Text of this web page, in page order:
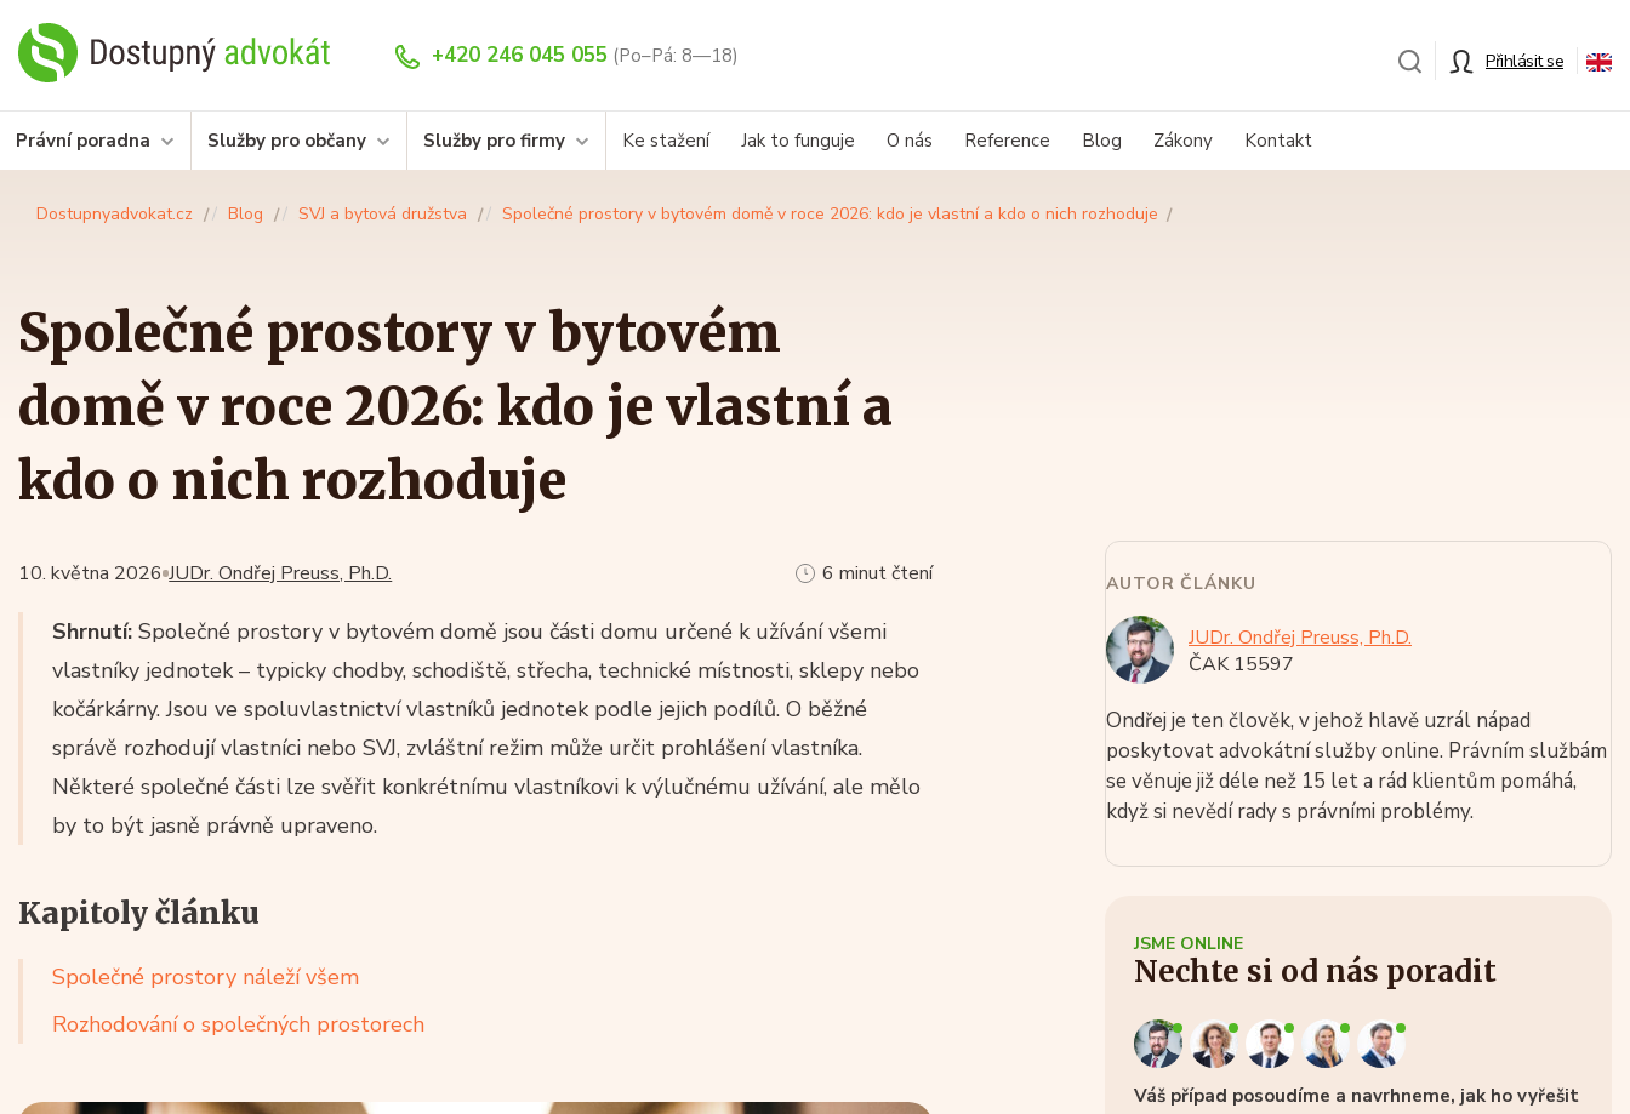
+420 246 045 055 (Po–Pá: 8—18) Přihlásit se
Právní poradna Služby pro občany Služby pro firmy Ke stažení Jak to funguje O nás Reference Blog Zákony Kontakt
Dostupnyadvokat.cz Blog SVJ a bytová družstva Společné prostory v bytovém domě v roce 2026: kdo je vlastní a kdo o nich rozhoduje
Společné prostory v bytovém
domě v roce 2026: kdo je vlastní a
kdo o nich rozhoduje
JUDr. Ondřej Preuss, Ph.D.
10. května 2026 6 minut čtení
Shrnutí: Společné prostory v bytovém domě jsou části domu určené k užívání všemi
vlastníky jednotek – typicky chodby, schodiště, střecha, technické místnosti, sklepy nebo
kočárkárny. Jsou ve spoluvlastnictví vlastníků jednotek podle jejich podílů. O běžné
správě rozhodují vlastníci nebo SVJ, zvláštní režim může určit prohlášení vlastníka.
Některé společné části lze svěřit konkrétnímu vlastníkovi k výlučnému užívání, ale mělo
by to být jasně právně upraveno.
Kapitoly článku
Společné prostory náleží všem
Rozhodování o společných prostorech
AUTOR ČLÁNKU
JUDr. Ondřej Preuss, Ph.D.
ČAK 15597
Ondřej je ten člověk, v jehož hlavě uzrál nápad
poskytovat advokátní služby online. Právním službám
se věnuje již déle než 15 let a rád klientům pomáhá,
když si nevědí rady s právními problémy.
JSME ONLINE
Nechte si od nás poradit
Váš případ posoudíme a navrhneme, jak ho vyřešit